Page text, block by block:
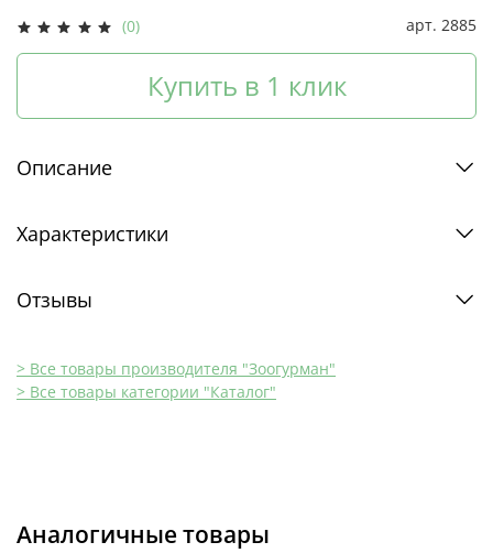
(0) арт. 2885
Купить в 1 клик
Описание
Характеристики
Отзывы
> Все товары производителя "Зоогурман"
> Все товары категории "Каталог"
Аналогичные товары